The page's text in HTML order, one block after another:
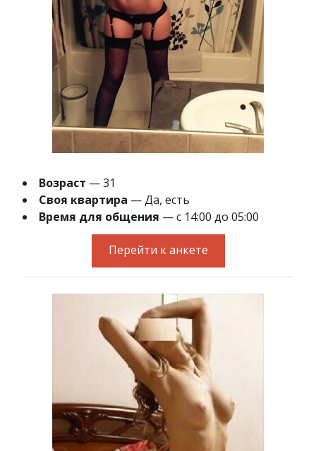
Возраст — 31
Своя квартира — Да, есть
Время для общения — с 14:00 до 05:00
Перейти к анкете